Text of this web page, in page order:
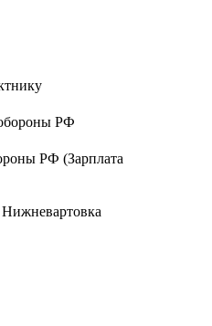
РФ
РФ (Зарплата